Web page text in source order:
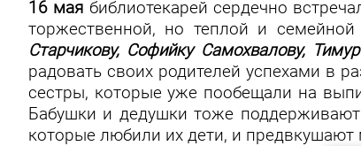
16 мая библиотекарей сердечно
торжественной, но теплой и
Старчикову, Софийку Самохвалову,
радовать своих родителей успехами в
сестры, которые уже пообещали на
Бабушки и дедушки тоже
которые любили их дети, и предвкушают